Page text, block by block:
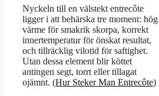
Nyckeln till en välstekt entrecôte
ligger i att behärska tre moment: hög
värme för smakrik skorpa, korrekt
innertemperatur för önskat resultat,
och tillräcklig vilotid för saftighet.
Utan dessa element blir köttet
antingen segt, torrt eller tillagat
ojämnt. (Hur Steker Man Entrecôte)